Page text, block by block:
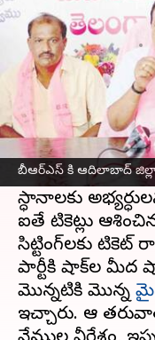
బీఆర్ఎస్ కి ఆదిలాబాద్
ఎమ్మెల్యే
వ్రాసిన వారు Sirish Praharaju
ఈ వార్తాకథనం ఏంటి
తెలంగాణలో
రాజకీయాలు రోజుకో
అందరికంటే
స్ధానాలకు
ఐతే టికెట్లు
సిట్టింగ్‌లకు టికెట్
పార్టీకి షాక్‌ల మీద
మొన్నటికి మొన్న
ఇచ్చారు. ఆ